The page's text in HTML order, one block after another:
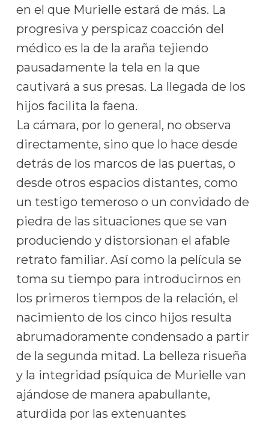
en el que Murielle estará de más. La
progresiva y perspicaz coacción del
médico es la de la araña tejiendo
pausadamente la tela en la que
cautivará a sus presas. La llegada de los
hijos facilita la faena.
La cámara, por lo general, no observa
directamente, sino que lo hace desde
detrás de los marcos de las puertas, o
desde otros espacios distantes, como
un testigo temeroso o un convidado de
piedra de las situaciones que se van
produciendo y distorsionan el afable
retrato familiar. Así como la película se
toma su tiempo para introducirnos en
los primeros tiempos de la relación, el
nacimiento de los cinco hijos resulta
abrumadoramente condensado a partir
de la segunda mitad. La belleza risueña
y la integridad psíquica de Murielle van
ajándose de manera apabullante,
aturdida por las extenuantes